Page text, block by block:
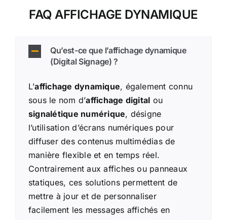
FAQ AFFICHAGE DYNAMIQUE
Qu’est-ce que l’affichage dynamique
(Digital Signage) ?
L’affichage dynamique, également connu
sous le nom d’affichage digital ou
signalétique numérique, désigne
l’utilisation d’écrans numériques pour
diffuser des contenus multimédias de
manière flexible et en temps réel.
Contrairement aux affiches ou panneaux
statiques, ces solutions permettent de
mettre à jour et de personnaliser
facilement les messages affichés en